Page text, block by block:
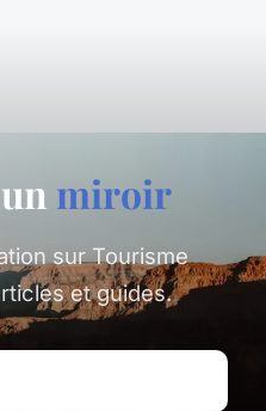
miroir
sur Tourisme
et guides.